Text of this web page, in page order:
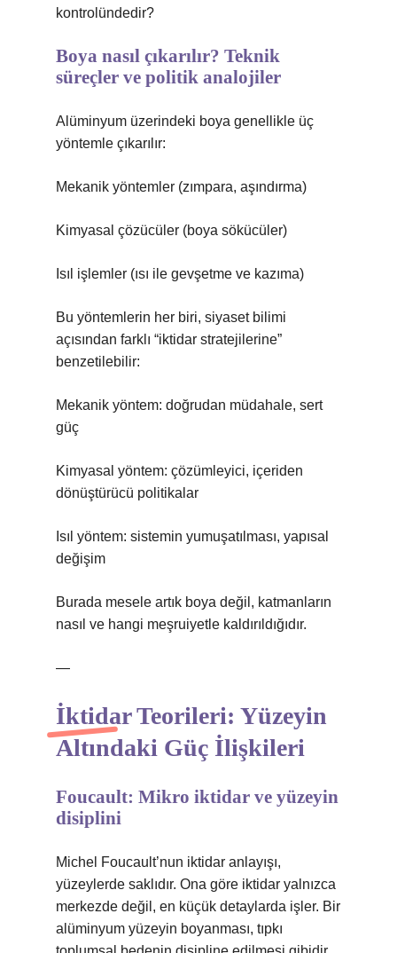
kontrolündedir?
Boya nasıl çıkarılır? Teknik
süreçler ve politik analojiler
Alüminyum üzerindeki boya genellikle üç
yöntemle çıkarılır:
Mekanik yöntemler (zımpara, aşındırma)
Kimyasal çözücüler (boya sökücüler)
Isıl işlemler (ısı ile gevşetme ve kazıma)
Bu yöntemlerin her biri, siyaset bilimi
açısından farklı “iktidar stratejilerine”
benzetilebilir:
Mekanik yöntem: doğrudan müdahale, sert
güç
Kimyasal yöntem: çözümleyici, içeriden
dönüştürücü politikalar
Isıl yöntem: sistemin yumuşatılması, yapısal
değişim
Burada mesele artık boya değil, katmanların
nasıl ve hangi meşruiyetle kaldırıldığıdır.
—
İktidar Teorileri: Yüzeyin
Altındaki Güç İlişkileri
Foucault: Mikro iktidar ve yüzeyin
disiplini
Michel Foucault’nun iktidar anlayışı,
yüzeylerde saklıdır. Ona göre iktidar yalnızca
merkezde değil, en küçük detaylarda işler. Bir
alüminyum yüzeyin boyanması, tıpkı